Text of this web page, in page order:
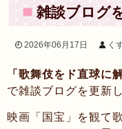
雑談ブログ
2026年06月17日 く
「歌舞伎をド直球に
で雑談ブログを更新
映画「国宝」を観て